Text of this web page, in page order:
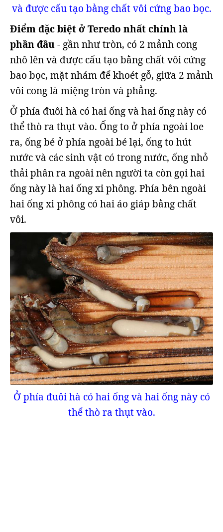
và được cấu tạo bằng chất vôi cứng bao bọc.
Điểm đặc biệt ở Teredo nhất chính là
phần đầu- gần như tròn, có 2 mảnh cong
nhô lên và được cấu tạo bằng chất vôi cứng
bao bọc, mặt nhám để khoét gỗ, giữa 2 mảnh
vôi cong là miệng tròn và phẳng.
Ở phía đuôi hà có hai ống và hai ống này có
thể thò ra thụt vào. Ống to ở phía ngoài loe
ra, ống bé ở phía ngoài bé lại, ống to hút
nước và các sinh vật có trong nước, ống nhỏ
thải phân ra ngoài nên người ta còn gọi hai
ống này là hai ống xi phông. Phía bên ngoài
hai ống xi phông có hai áo giáp bằng chất
vôi.
Ở phía đuôi hà có hai ống và hai ống này có
thể thò ra thụt vào.